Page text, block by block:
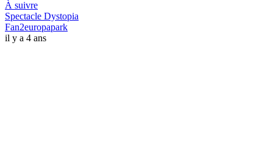
À suivre
Spectacle Dystopia
Fan2europapark
il y a 4 ans